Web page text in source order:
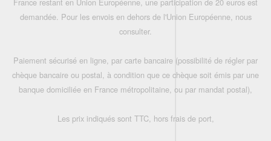
demandée. Pour les envois en dehors de l'Union Européenne, nous
consulter.
Paiement sécurisé en ligne, par carte bancaire (possibilité de régler par
chèque bancaire ou postal, à condition que ce chèque soit émis par une
banque domiciliée en France métropolitaine, ou par mandat postal),
Les prix indiqués sont TTC, hors frais de port,